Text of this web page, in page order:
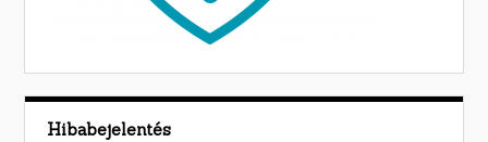
Hibabejelentés